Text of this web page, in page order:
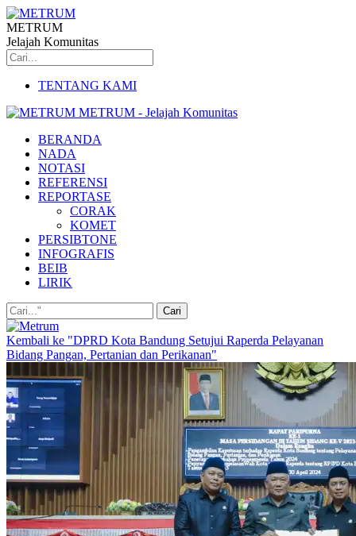
METRUM
Jelajah Komunitas
TENTANG KAMI
METRUM - Jelajah Komunitas
BERANDA
NADA
NOTASI
REFERENSI
REPORTASE
CORAK
KOMET
PERSIBTONE
INFOGRAFIS
BEIB
LIRIK
Kembali ke "DPRD Kota Bandung Setujui Raperda Pelayanan
Bidang Pangan, Pertanian dan Perikanan"